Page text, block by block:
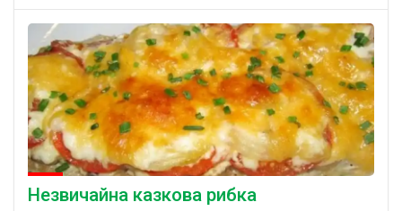
Незвичайна казкова рибка